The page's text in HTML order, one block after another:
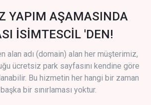
YAPIM AŞAMASINDA
İSİMTESCİL 'DEN!
alan adı (domain) alan her müşterimiz,
ücretsiz park sayfasını kendine göre
Bu hizmetin her hangi bir zaman
bir sınırlaması yoktur.